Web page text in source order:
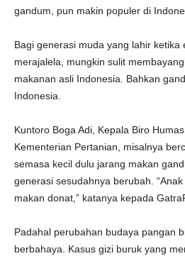
gandum, pun makin populer di
Bagi generasi muda yang lahir ketika
merajalela, mungkin sulit
makanan asli Indonesia. Bahkan
Indonesia.
Kuntoro Boga Adi, Kepala Biro
Kementerian Pertanian, misalnya
semasa kecil dulu jarang makan
generasi sesudahnya berubah.
makan donat,” katanya kepada
Padahal perubahan budaya pangan
berbahaya. Kasus gizi buruk yang